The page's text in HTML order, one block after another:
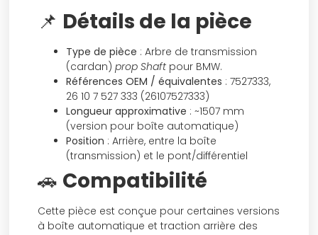
📌 Détails de la pièce
Type de pièce : Arbre de transmission
(cardan)prop Shaft pour BMW.
Références OEM / équivalentes : 7527333,
26 10 7 527 333 (26107527333)
Longueur approximative : ~1507 mm
(version pour boîte automatique)
Position : Arrière, entre la boîte
(transmission) et le pont/différentiel
🚗 Compatibilité
Cette pièce est conçue pour certaines versions
à boîte automatique et traction arrière des